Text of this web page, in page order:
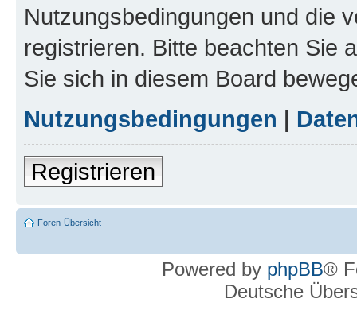
Nutzungsbedingungen und die
registrieren. Bitte beachten Sie
Sie sich in diesem Board
Nutzungsbedingungen |
Registrieren
Foren-Übersicht
Powered by phpBB®
Deutsche